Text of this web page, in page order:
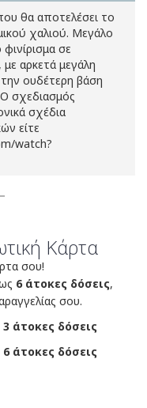
θα αποτελέσει το
χαλιού. Μεγάλο
σε
αρκετά μεγάλη
ουδέτερη βάση
σχεδιασμός
σχέδια
είτε
watch?
Κάρτα
σου!
6 άτοκες δόσεις,
σου.
3 άτοκες δόσεις
6 άτοκες δόσεις